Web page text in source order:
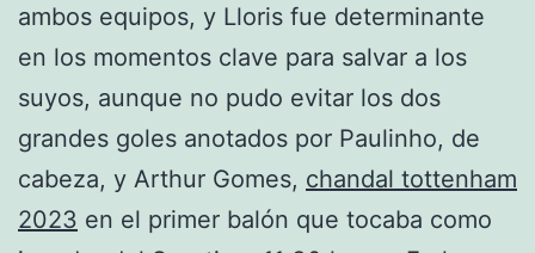
ambos equipos, y Lloris fue determinante
en los momentos clave para salvar a los
suyos, aunque no pudo evitar los dos
grandes goles anotados por Paulinho, de
cabeza, y Arthur Gomes, chandal tottenham
2023 en el primer balón que tocaba como